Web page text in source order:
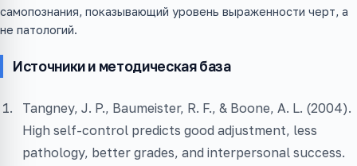
самопознания, показывающий уровень выраженности черт, а
не патологий.
Источники и методическая база
Tangney, J. P., Baumeister, R. F., & Boone, A. L. (2004).
High self-control predicts good adjustment, less
pathology, better grades, and interpersonal success.